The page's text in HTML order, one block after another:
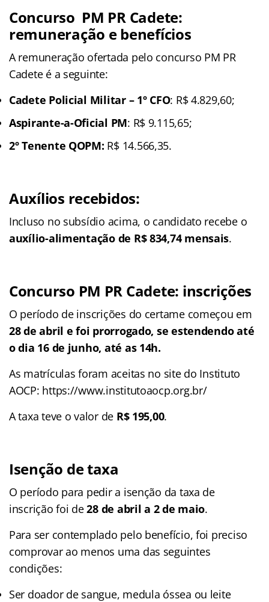
Concurso PM PR Cadete:
remuneração e benefícios
A remuneração ofertada pelo concurso PM PR
Cadete é a seguinte:
Cadete Policial Militar – 1º CFO: R$ 4.829,60;
Aspirante-a-Oficial PM: R$ 9.115,65;
2º Tenente QOPM: R$ 14.566,35.
Auxílios recebidos:
Incluso no subsídio acima, o candidato recebe o
auxílio-alimentação de R$ 834,74 mensais.
Concurso PM PR Cadete: inscrições
O período de inscrições do certame começou em
28 de abril e foi prorrogado, se estendendo até
o dia 16 de junho, até as 14h.
As matrículas foram aceitas no site do Instituto
AOCP: https://www.institutoaocp.org.br/
A taxa teve o valor de R$ 195,00.
Isenção de taxa
O período para pedir a isenção da taxa de
inscrição foi de28 de abril a 2 de maio.
Para ser contemplado pelo benefício, foi preciso
comprovar ao menos uma das seguintes
condições:
Ser doador de sangue, medula óssea ou leite